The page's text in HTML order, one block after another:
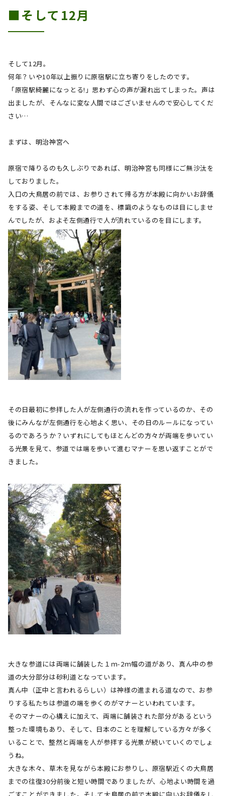
■そして 12月
そして12月。
何年？いや10年以上振りに原宿駅に立ち寄りをしたのです。
「原宿駅綺麗になっとる! 」思わず心の声が漏れ出てしまった。声は
出ましたが、そんなに変な人間ではございませんので安心してくだ
さい…
まずは、明治神宮へ
原宿で降りるのも久しぶりであれば、明治神宮も同様にご無沙汰を
しておりました。
入口の大鳥居の前では、お参りされて帰る方が本殿に向かいお辞儀
をする姿、そして本殿までの道を、標識のようなものは目にしませ
んでしたが、およそ左側通行で人が流れているのを目にします。
その日最初に参拝した人が左側通行の流れを作っているのか、その
後にみんなが左側通行を心地よく思い、その日のルールになってい
るのであろうか？いずれにしてもほとんどの方々が両端を歩いてい
る光景を見て、参道では端を歩いて進むマナーを思い返すことがで
きました。
大きな参道には両端に舗装した１ｍ-2ｍ幅の道があり、真ん中の参
道の大分部分は砂利道となっています。
真ん中（正中と言われるらしい）は神様の進まれる道なので、お参
りする私たちは参道の端を歩くのがマナーといわれています。
そのマナーの心構えに加えて、両端に舗装された部分があるという
整った環境もあり、そして、日本のことを理解している方々が多く
いることで、整然と両端を人が参拝する光景が続いていくのでしょ
うね。
大きな木々、草木を見ながら本殿にお参りし、原宿駅近くの大鳥居
までの往復30分前後と短い時間でありましたが、心地よい時間を過